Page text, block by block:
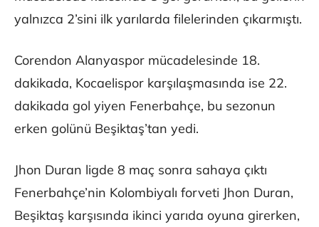
yalnızca 2’sini ilk yarılarda filelerinden çıkarmıştı.
Corendon Alanyaspor mücadelesinde 18.
dakikada, Kocaelispor karşılaşmasında ise 22.
dakikada gol yiyen Fenerbahçe, bu sezonun
erken golünü Beşiktaş’tan yedi.
Jhon Duran ligde 8 maç sonra sahaya çıktı
Fenerbahçe’nin Kolombiyalı forveti Jhon Duran,
Beşiktaş karşısında ikinci yarıda oyuna girerken,